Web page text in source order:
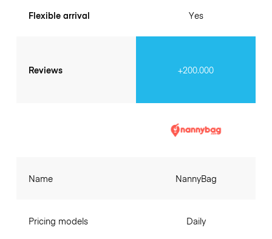
Flexible arrival
Reviews
Yes
+200.000
Name
Pricing models
NannyBag
Daily